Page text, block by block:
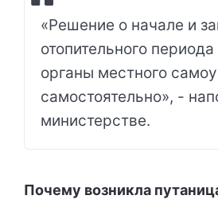
«Решение о начале и
отопительного
органы местного
самостоятельно», -
министерстве.
Почему возникла